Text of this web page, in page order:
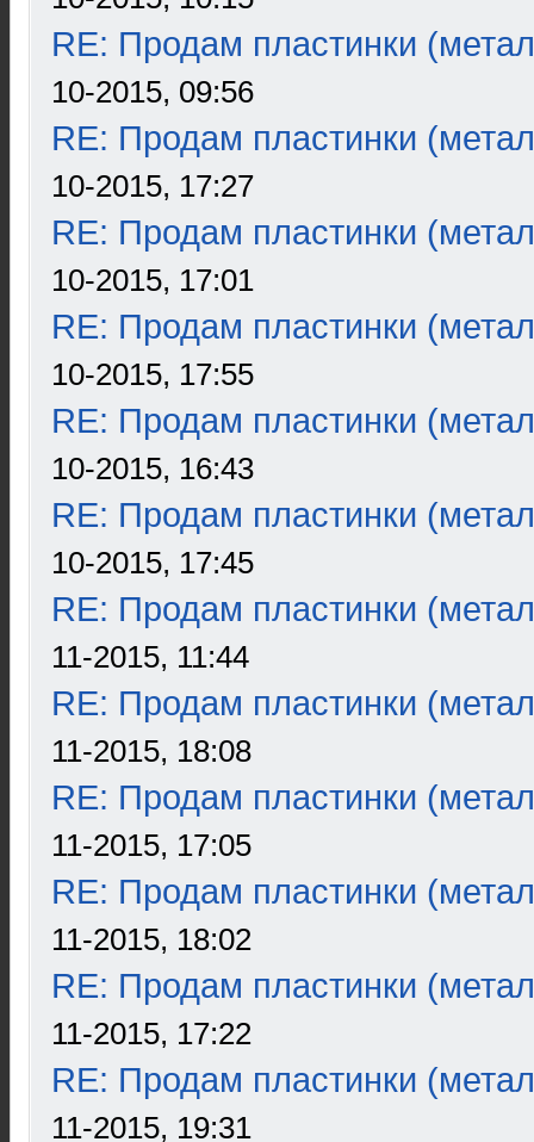
RE: Продам пластинки
10-2015, 09:56
RE: Продам пластинки
10-2015, 17:27
RE: Продам пластинки
10-2015, 17:01
RE: Продам пластинки
10-2015, 17:55
RE: Продам пластинки
10-2015, 16:43
RE: Продам пластинки
10-2015, 17:45
RE: Продам пластинки
11-2015, 11:44
RE: Продам пластинки
11-2015, 18:08
RE: Продам пластинки
11-2015, 17:05
RE: Продам пластинки
11-2015, 18:02
RE: Продам пластинки
11-2015, 17:22
RE: Продам пластинки
11-2015, 19:31